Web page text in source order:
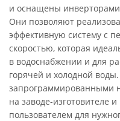
и оснащены инверторами
Они позволяют
эффективную систему с
скоростью, которая
в водоснабжении и для
горячей и холодной
запрограммированными
на заводе-изготовителе
пользователем для